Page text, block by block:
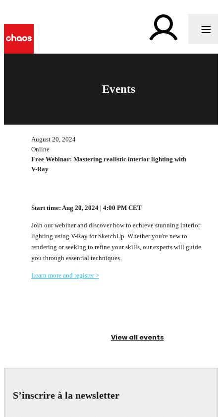
Events
August 20, 2024
Online
Free Webinar: Mastering realistic interior lighting with
V-Ray
Start time: Aug 20, 2024 | 4:00 PM CET
Join our webinar and discover how to achieve stunning interior
lighting using V-Ray for SketchUp. Whether you're new to
rendering or seeking to refine your skills, our experts will guide
you through essential techniques.
Learn more and register >
View all events
S’inscrire à la newsletter